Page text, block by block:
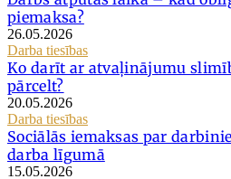
piemaksa?
26.05.2026
Darba tiesības
Ko darīt ar atvaļinājumu
pārcelt?
20.05.2026
Darba tiesības
Sociālās iemaksas par
darba līgumā
15.05.2026